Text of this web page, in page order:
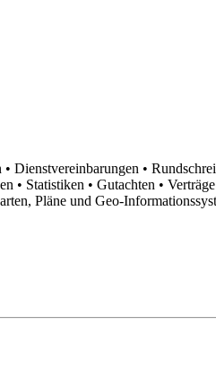
• Dienstvereinbarungen •
• Statistiken • Gutachten •
Pläne und Geo-